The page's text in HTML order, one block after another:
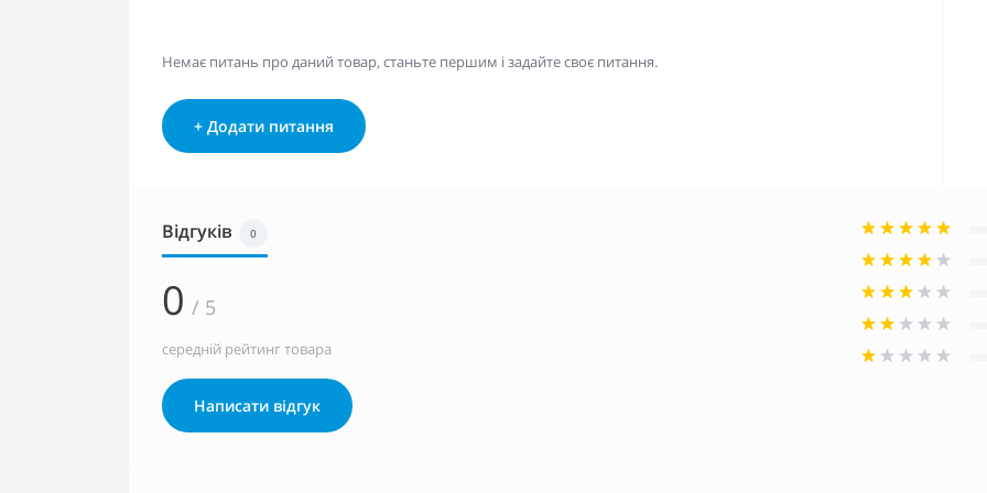
Немає питань про даний товар, станьте першим і задайте своє питання.
+ Додати питання
Відгуків 0
0 / 5
середній рейтинг товара
Написати відгук